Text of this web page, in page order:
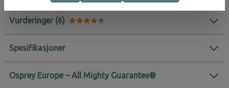
Vurderinger
Spesifikasjoner
Osprey Europe – All Mighty Guarantee®